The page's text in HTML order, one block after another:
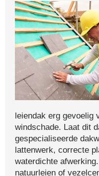
leiendak erg gevoelig
windschade. Laat dit
gespecialiseerde
lattenwerk, correcte
waterdichte
natuurleien of